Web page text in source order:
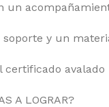
un
soporte y un
certificado
A LOGRAR?